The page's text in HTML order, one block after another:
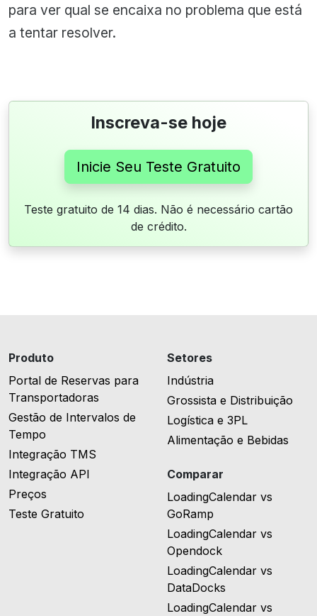
para ver qual se encaixa no problema que está
a tentar resolver.
Inscreva-se hoje
Inicie Seu Teste Gratuito
Teste gratuito de 14 dias. Não é necessário cartão
de crédito.
Produto
Portal de Reservas para
Transportadoras
Gestão de Intervalos de
Tempo
Integração TMS
Integração API
Preços
Teste Gratuito
Setores
Indústria
Grossista e Distribuição
Logística e 3PL
Alimentação e Bebidas
Comparar
LoadingCalendar vs
GoRamp
LoadingCalendar vs
Opendock
LoadingCalendar vs
DataDocks
LoadingCalendar vs